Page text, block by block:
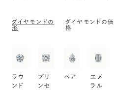
ダイヤモンドの
形
ダイヤモンドの価
格
ラウ
ンド
プリ
ンセ
ペア
エメ
ラル